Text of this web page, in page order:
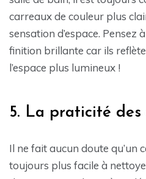
carreaux de couleur plus
sensation d’espace. Pensez
finition brillante car ils
l’espace plus lumineux !
5. La praticité des
Il ne fait aucun doute qu’un
toujours plus facile à